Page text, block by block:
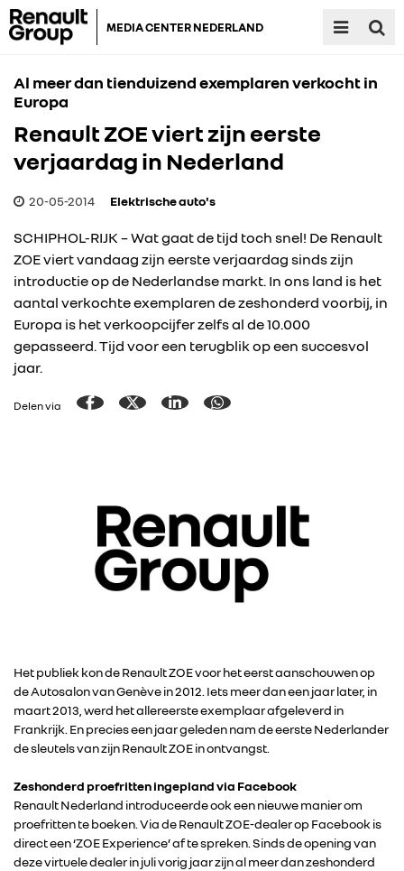
MEDIA CENTER NEDERLAND
Al meer dan tienduizend exemplaren verkocht in
Europa
Renault ZOE viert zijn eerste
verjaardag in Nederland
20-05-2014 Elektrische auto's
SCHIPHOL-RIJK – Wat gaat de tijd toch snel! De Renault
ZOE viert vandaag zijn eerste verjaardag sinds zijn
introductie op de Nederlandse markt. In ons land is het
aantal verkochte exemplaren de zeshonderd voorbij, in
Europa is het verkoopcijfer zelfs al de 10.000
gepasseerd. Tijd voor een terugblik op een succesvol
jaar.
Delen via
Het publiek kon de Renault ZOE voor het eerst aanschouwen op
de Autosalon van Genève in 2012. Iets meer dan een jaar later, in
maart 2013, werd het allereerste exemplaar afgeleverd in
Frankrijk. En precies een jaar geleden nam de eerste Nederlander
de sleutels van zijn Renault ZOE in ontvangst.
Zeshonderd proefritten ingepland via Facebook
Renault Nederland introduceerde ook een nieuwe manier om
proefritten te boeken. Via de Renault ZOE-dealer op Facebook is
direct een ‘ZOE Experience’ af te spreken. Sinds de opening van
deze virtuele dealer in juli vorig jaar zijn al meer dan zeshonderd